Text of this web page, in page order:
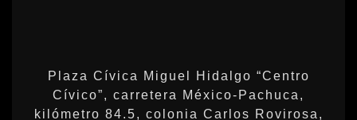
Plaza Cívica Miguel Hidalgo “Centro
Cívico”, carretera México-Pachuca,
kilómetro 84.5, colonia Carlos Rovirosa,